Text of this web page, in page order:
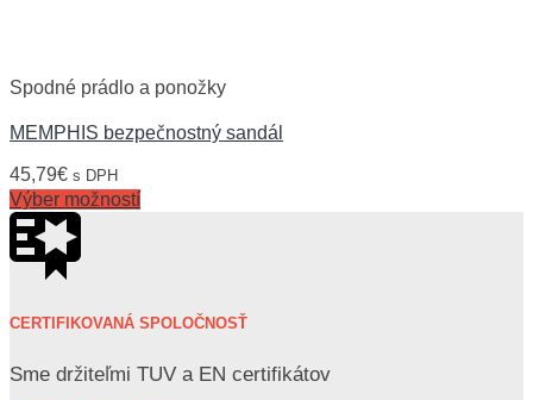
Spodné prádlo a ponožky
MEMPHIS bezpečnostný sandál
45,79€ s DPH
Výber možností
CERTIFIKOVANÁ SPOLOČNOSŤ
Sme držiteľmi TUV a EN certifikátov